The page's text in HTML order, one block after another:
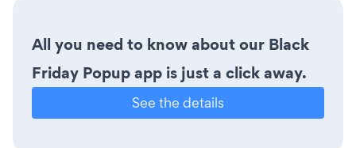
All you need to know about our Black
Friday Popup app is just a click away.
See the details